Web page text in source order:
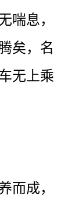
喘息，
矣，名
无上乘
而成，